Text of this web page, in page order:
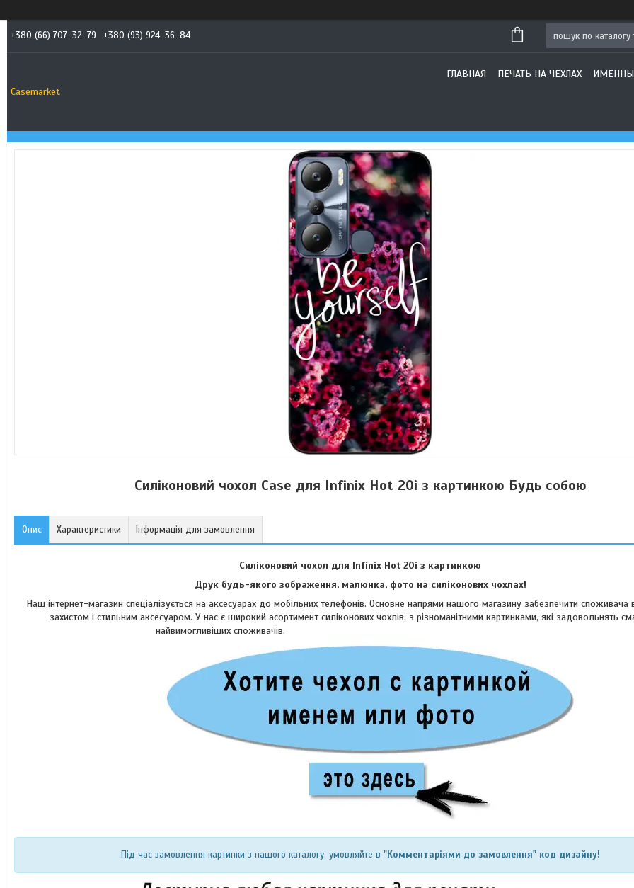
+380 (66) 707-32-79 +380 (93) 924-36-84
Casemarket
ГЛАВНАЯ ПЕЧАТЬ НА ЧЕХЛАХ
Силіконовий чохол Case для Infinix Hot 20i з картинкою Будь собою
Опис Характеристики Інформація для замовлення
Силіконовий чохол для Infinix Hot 20i з картинкою
Друк будь-якого зображення, малюнка, фото на силіконових чохлах!
Наш інтернет-магазин спеціалізується на аксесуарах до мобільних телефонів. Основне напрями нашого магазину забезпечити споживача
захистом і стильним аксесуаром. У нас є широкий асортимент силіконових чохлів, з різноманітними картинками, які задовольнять
найвимогливіших споживачів.
Під час замовлення картинки з нашого каталогу, умовляйте в "Комментаріями до замовлення" код дизайну!